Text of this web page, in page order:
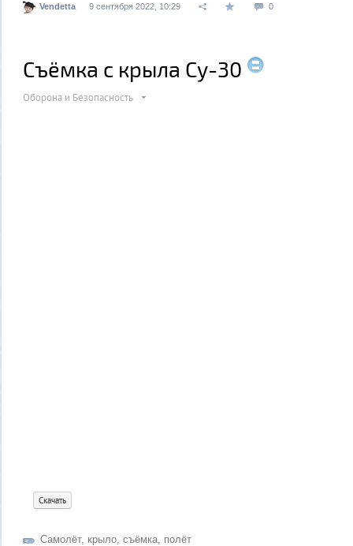
Vendetta 9 сентября 2022, 10:29 0
Съёмка с крыла Су-30
Оборона и Безопасность
Скачать
Самолёт, крыло, съёмка, полёт